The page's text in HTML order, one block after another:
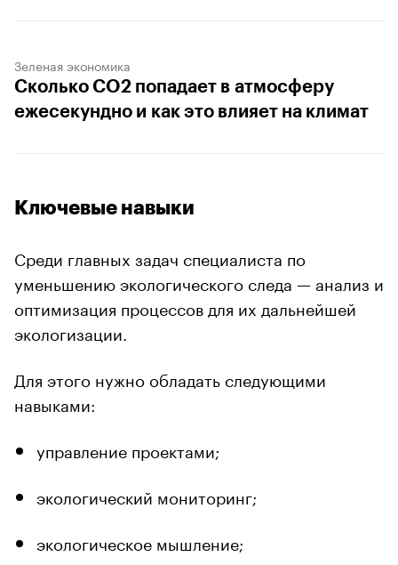
Зеленая экономика
Сколько CO2 попадает в атмосферу
ежесекундно и как это влияет на климат
Ключевые навыки
Среди главных задач специалиста по
уменьшению экологического следа — анализ и
оптимизация процессов для их дальнейшей
экологизации.
Для этого нужно обладать следующими
навыками:
управление проектами;
экологический мониторинг;
экологическое мышление;